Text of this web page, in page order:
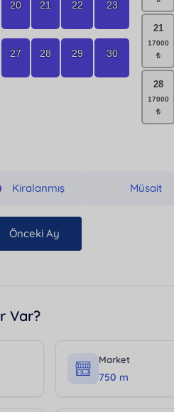
20 21 22 23
27 28 29 30
21
28
Kiralanmış Müsait
Önceki Ay
Var?
Market
750 m